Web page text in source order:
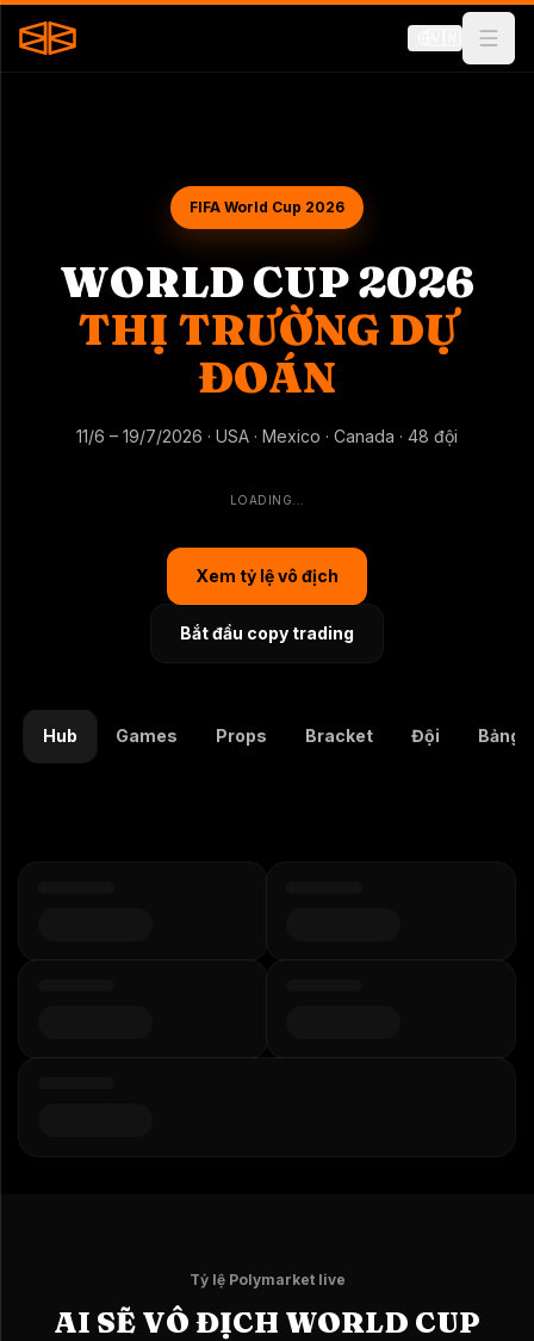
FIFA World Cup 2026
WORLD CUP 2026
THỊ TRƯỜNG DỰ
ĐOÁN
11/6 – 19/7/2026 · USA · Mexico · Canada · 48 đội
LOADING...
Xem tỷ lệ vô địch
Bắt đầu copy trading
Hub Games Props Bracket Đội Bảng
Tỷ lệ Polymarket live
AI SẼ VÔ ĐỊCH WORLD CUP